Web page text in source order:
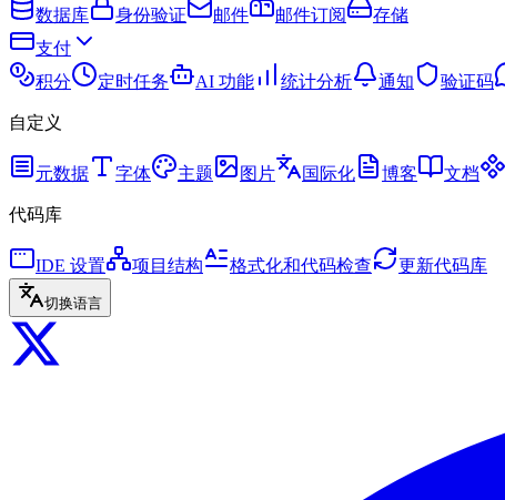
数据库 身份验证 邮件 邮件订阅
存储
支付
积分
定时任务 AI 功能 统计分析 通知 验证码
自定义
元数据 字体 主题 图片 国际化 博客 文档
代码库
IDE 设置 项目结构 格式化和代码检查 更新代码库
切换语言